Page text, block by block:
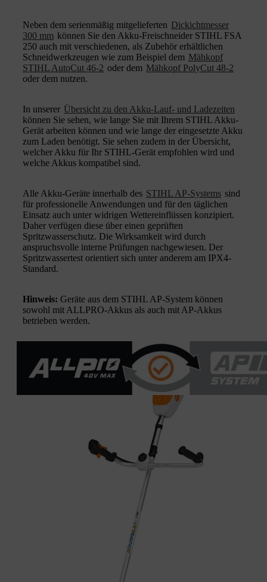
Neben dem serienmäßig mitgelieferten Dickichtmesser
300 mm können Sie den Akku-Freischneider STIHL FSA
250 auch mit verschiedenen, als Zubehör erhältlichen
Schneidwerkzeugen wie zum Beispiel dem Mähkopf
STIHL AutoCut 46-2 oder dem Mähkopf PolyCut 48-2
oder dem nutzen.
In unserer Übersicht zu den Akku-Lauf- und Ladezeiten
können Sie sehen, wie lange Sie mit Ihrem STIHL Akku-
Gerät arbeiten können und wie lange der eingesetzte Akku
zum Laden benötigt. Sie sehen zudem in der Übersicht,
welcher Akku für Ihr STIHL-Gerät empfohlen wird und
welche Akkus kompatibel sind.
Alle Akku-Geräte innerhalb des STIHL AP-Systems sind
für professionelle Anwendungen und für den täglichen
Einsatz auch unter widrigen Wettereinflüssen konzipiert.
Daher verfügen diese über einen geprüften
Spritzwasserschutz. Die Wirksamkeit wird durch
anspruchsvolle interne Prüfungen nachgewiesen. Der
Spritzwassertest orientiert sich unter anderem am IPX4-
Standard.
Hinweis: Geräte aus dem STIHL AP-System können
sowohl mit ALLPRO-Akkus als auch mit AP-Akkus
betrieben werden.